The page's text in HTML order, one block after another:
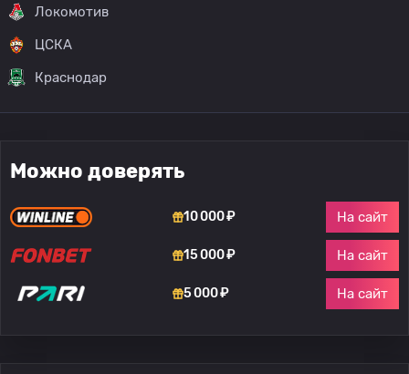
Локомотив
ЦСКА
Краснодар
Можно доверять
10 000 ₽ На сайт
15 000 ₽ На сайт
5 000 ₽ На сайт